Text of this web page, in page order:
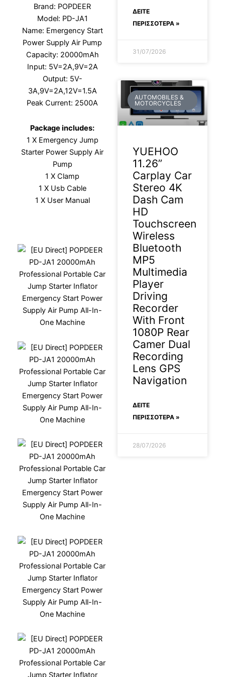
Brand: POPDEER
Model: PD-JA1
Name: Emergency Start
Power Supply Air Pump
Capacity: 20000mAh
Input: 5V=2A,9V=2A
Output: 5V-
3A,9V=2A,12V=1.5A
Peak Current: 2500A
Package includes:
1 X Emergency Jump
Starter Power Supply Air
Pump
1 X Clamp
1 X Usb Cable
1 X User Manual
ΔΕΊΤΕ
ΠΕΡΙΣΣΟΤΕΡΑ »
31/07/2026
AUTOMOBILES &
MOTORCYCLES
YUEHOO
11.26”
Carplay Car
Stereo 4K
Dash Cam
HD
Touchscreen
Wireless
Bluetooth
MP5
Multimedia
Player
Driving
Recorder
With Front
1080P Rear
Camer Dual
Recording
Lens GPS
Navigation
ΔΕΊΤΕ
ΠΕΡΙΣΣΟΤΕΡΑ »
28/07/2026